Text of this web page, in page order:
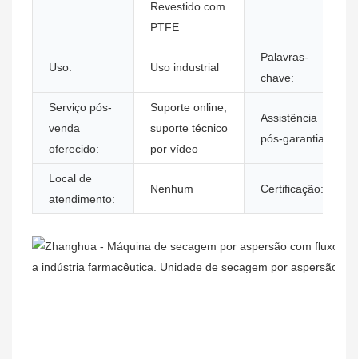
Revestido com
PTFE
Uso: Uso industrial
Palavras-
chave:
Serviço pós-
venda
oferecido:
Suporte online,
suporte técnico
por vídeo
Assistência
pós-garantia:
Local de
atendimento:
Nenhum Certificação: